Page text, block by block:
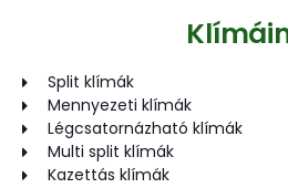
Split klímák
Mennyezeti klímák
Légcsatornázható klímák
Multi split klímák
Kazettás klímák